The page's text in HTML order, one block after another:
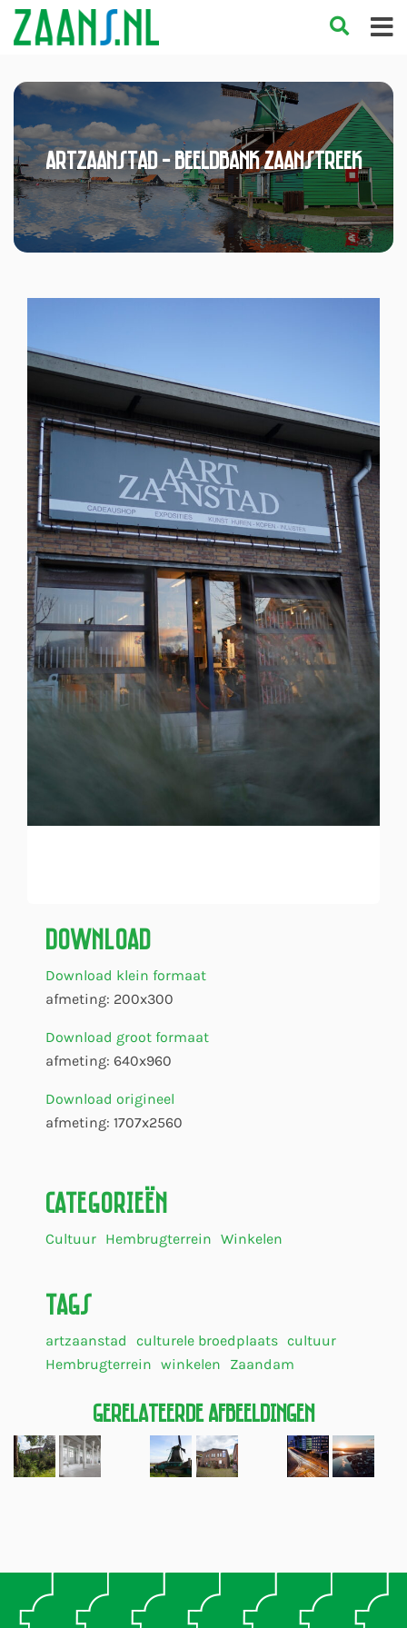
Artzaanstad - Beeldbank Zaanstreek
Download
Download klein formaat
afmeting: 200x300
Download groot formaat
afmeting: 640x960
Download origineel
afmeting: 1707x2560
Categorieën
Cultuur Hembrugterrein Winkelen
Tags
artzaanstad culturele broedplaats cultuur
Hembrugterrein winkelen Zaandam
Gerelateerde Afbeeldingen